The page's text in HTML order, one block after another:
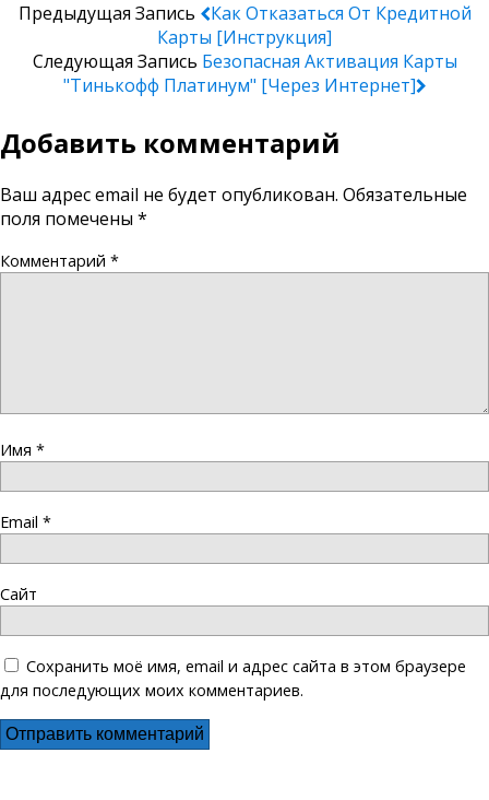
Предыдущая Запись
Как Отказаться От Кредитной
Карты [инструкция]
Следующая Запись Безопасная Активация Карты
"Тинькофф Платинум" [через Интернет]
Добавить комментарий
Ваш адрес email не будет опубликован. Обязательные
поля помечены *
Комментарий *
Имя *
Email *
Сайт
Сохранить моё имя, email и адрес сайта в этом браузере
для последующих моих комментариев.